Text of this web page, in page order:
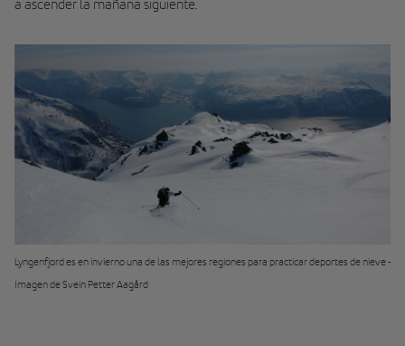
a ascender la mañana siguiente.
Lyngenfjord es en invierno una de las mejores regiones para practicar deportes de nieve -
Imagen de Svein Petter Aagård